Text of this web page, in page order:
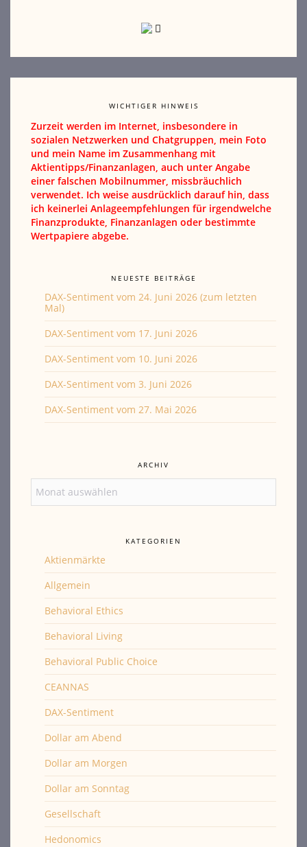
WICHTIGER HINWEIS
Zurzeit werden im Internet, insbesondere in
sozialen Netzwerken und Chatgruppen, mein Foto
und mein Name im Zusammenhang mit
Aktientipps/Finanzanlagen, auch unter Angabe
einer falschen Mobilnummer, missbräuchlich
verwendet. Ich weise ausdrücklich darauf hin, dass
ich keinerlei Anlageempfehlungen für irgendwelche
Finanzprodukte, Finanzanlagen oder bestimmte
Wertpapiere abgebe.
NEUESTE BEITRÄGE
DAX-Sentiment vom 24. Juni 2026 (zum letzten
Mal)
DAX-Sentiment vom 17. Juni 2026
DAX-Sentiment vom 10. Juni 2026
DAX-Sentiment vom 3. Juni 2026
DAX-Sentiment vom 27. Mai 2026
ARCHIV
KATEGORIEN
Aktienmärkte
Allgemein
Behavioral Ethics
Behavioral Living
Behavioral Public Choice
CEANNAS
DAX-Sentiment
Dollar am Abend
Dollar am Morgen
Dollar am Sonntag
Gesellschaft
Hedonomics